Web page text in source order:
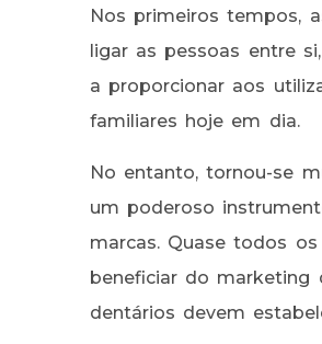
Nos primeiros tempos,
ligar as pessoas entre
a proporcionar aos
familiares hoje em dia.
No entanto, tornou-se
um poderoso
marcas. Quase todos os
beneficiar do marketing
dentários devem